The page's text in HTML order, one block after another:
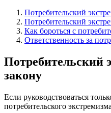
Потребительский
Потребительский
Как бороться с
Ответственность за
Потребительский
закону
Если руководствоваться
потребительского